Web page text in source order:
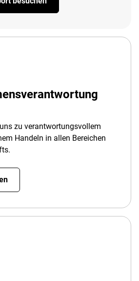
zu verantwortungsvollem
Handeln in allen Bereichen